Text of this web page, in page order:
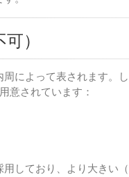
）
によって表されます。
意されています：
しており、より大き